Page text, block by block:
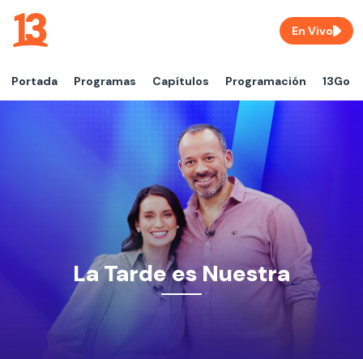
Portada Programas Capítulos Programación 13Go
En Vivo
La Tarde es Nuestra